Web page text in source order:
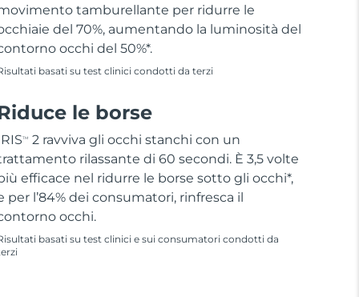
tamburellante per ridurre le
del 70%, aumentando la luminosità del
occhi del 50%*.
basati su test clinici condotti da terzi
le borse
TM
2 ravviva gli occhi stanchi con un
rilassante di 60 secondi. È 3,5 volte
efficace nel ridurre le borse sotto gli occhi*,
per l’84% dei consumatori, rinfresca il
occhi.
basati su test clinici e sui consumatori condotti da